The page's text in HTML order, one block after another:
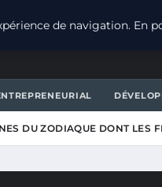
DU ZODIAQUE DONT LES
de navigation. En